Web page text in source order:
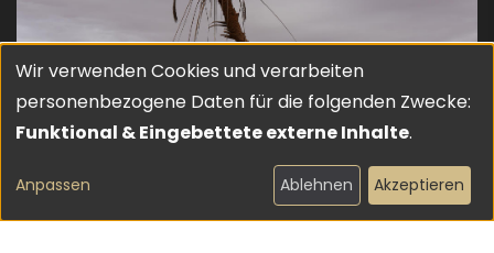
Verwendung
von
personenbezogenen
Daten
Wir verwenden Cookies und verarbeiten
personenbezogene Daten für die folgenden Zwecke:
Funktional & Eingebettete externe Inhalte.
Anpassen Ablehnen Akzeptieren